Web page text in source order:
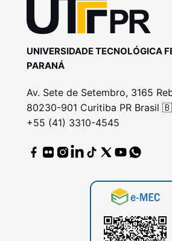
UNIVERSIDADE TECNOLÓGICA
PARANÁ
Av. Sete de Setembro, 3165
80230-901 Curitiba PR Brasil
+55 (41) 3310-4545